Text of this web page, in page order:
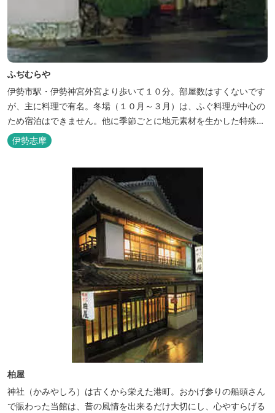
ふぢむらや
伊勢市駅・伊勢神宮外宮より歩いて１０分。部屋数はすくないです
が、主に料理で有名。冬場（１０月～３月）は、ふぐ料理が中心の
ため宿泊はできません。他に季節ごとに地元素材を生かした特殊料
理もお楽しみ頂けます。
伊勢志摩
柏屋
神社（かみやしろ）は古くから栄えた港町。おかげ参りの船頭さん
で賑わった当館は、昔の風情を出来るだけ大切にし、心やすらげる